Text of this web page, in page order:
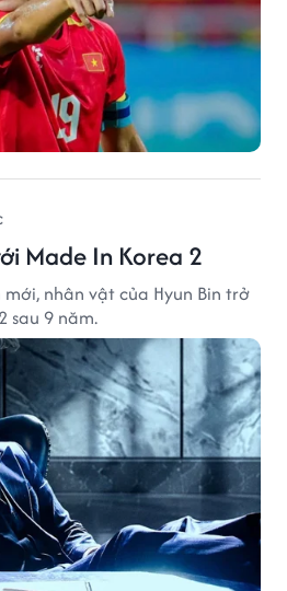
Made In Korea 2
nhân vật của Hyun Bin trở
sau 9 năm.